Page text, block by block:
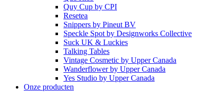
Quy Cup by CPI
Resetea
Snippers by Pineut BV
Speckle Spot by Designworks Collective
Suck UK & Luckies
Talking Tables
Vintage Cosmetic by Upper Canada
Wanderflowerby Upper Canada
Yes Studio by Upper Canada
Onze producten